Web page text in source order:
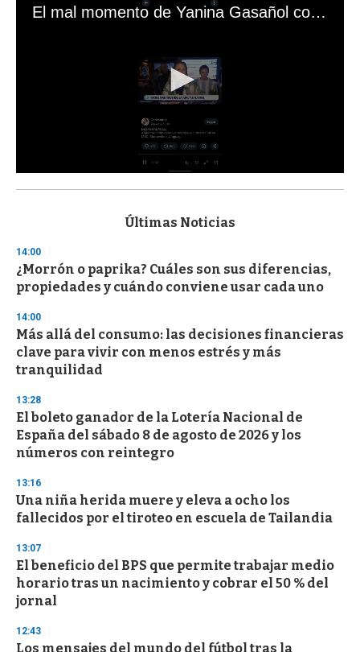
El mal momento de Yanina Gasañol con un hincha argentino en "Subrayado"
s
d
s
o
f
3
s
c
o
d
s
Últimas Noticias
14:00
¿Morrón o paprika? Cuáles son sus diferencias,
propiedades y cuándo conviene usar cada uno
14:00
Más allá del consumo: las decisiones financieras
clave para vivir con menos estrés y más
tranquilidad
13:28
El boleto ganador de la Lotería Nacional de
España del sábado 8 de agosto de 2026 y los
números con reintegro
13:16
Una niña herida muere y eleva a ocho los
fallecidos por el tiroteo en escuela de Tailandia
13:07
El beneficio del BPS que permite trabajar medio
horario tras un nacimiento y cobrar el 50 % del
jornal
12:43
Los mensajes del mundo del fútbol tras la